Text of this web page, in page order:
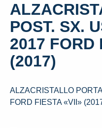
POST. SX.
2017 FORD
(2017)
ALZACRISTALLO
FORD FIESTA «VII»